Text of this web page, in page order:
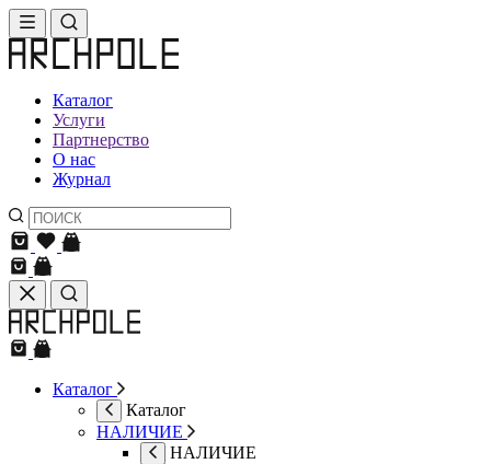
Каталог
Услуги
Партнерство
О нас
Журнал
Каталог
Каталог
НАЛИЧИЕ
НАЛИЧИЕ